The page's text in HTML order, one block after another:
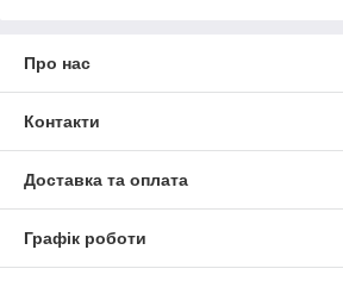
Про нас
Контакти
Доставка та оплата
Графік роботи